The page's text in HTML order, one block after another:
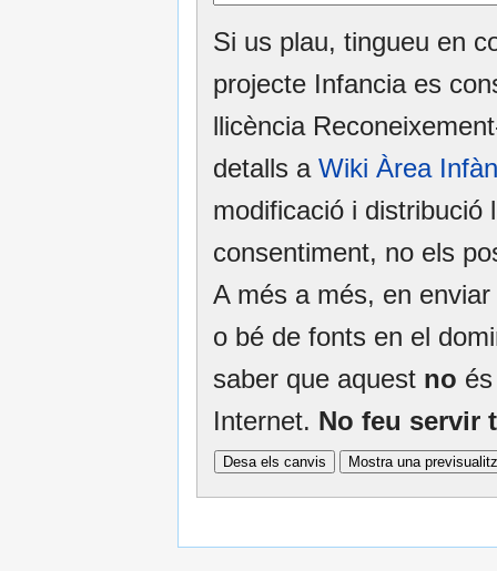
Si us plau, tingueu en
projecte Infancia es
llicència
detalls a Wiki Àrea
modificació i distribució
consentiment, no els
A més a més, en
o bé de fonts en el
saber que aquest no
Internet. No feu servir